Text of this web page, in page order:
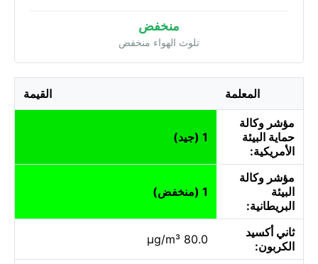
منخفض
تلوث الهواء منخفض
المعلمة القيمة
مؤشر وكالة
حماية البيئة
الأمريكية:
1 (جيد)
مؤشر وكالة
البيئة
البريطانية:
1 (منخفض)
ثاني أكسيد
الكربون:
80.0 µg/m³